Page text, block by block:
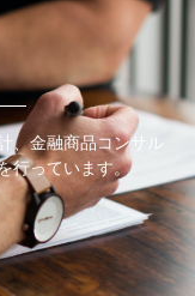
、金融商品コンサル
行っています。